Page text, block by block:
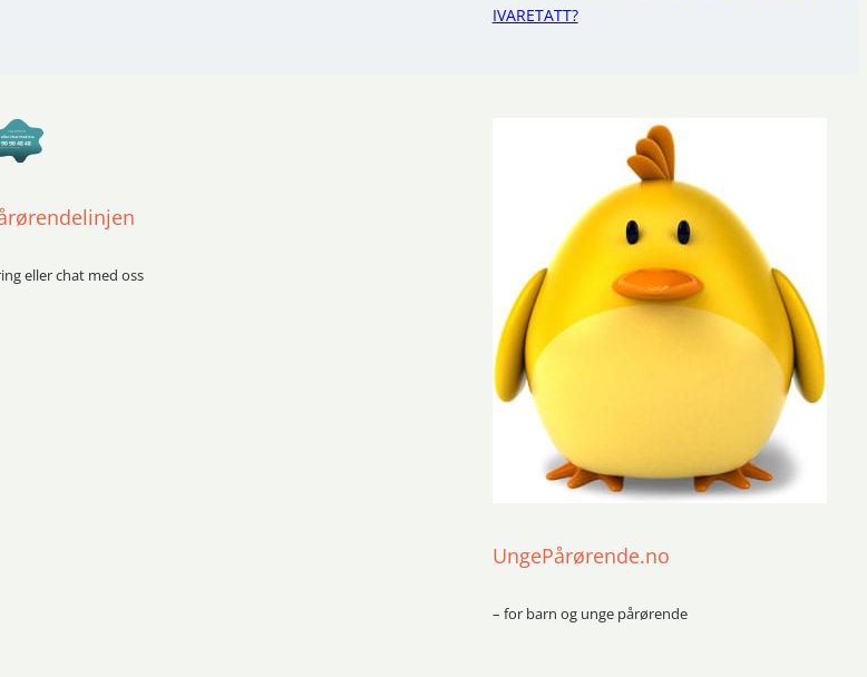
IVARETATT?
eller chat med oss
UngePårørende.no
– for barn og unge pårørende